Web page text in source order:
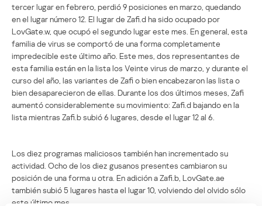
tercer lugar en febrero, perdió 9 posiciones en marzo, quedando
en el lugar número 12. El lugar de Zafi.d ha sido ocupado por
LovGate.w, que ocupó el segundo lugar este mes. En general, esta
familia de virus se comportó de una forma completamente
impredecible este último año. Este mes, dos representantes de
esta familia están en la lista los Veinte virus de marzo, y durante el
curso del año, las variantes de Zafi o bien encabezaron las lista o
bien desaparecieron de ellas. Durante los dos últimos meses, Zafi
aumentó considerablemente su movimiento: Zafi.d bajando en la
lista mientras Zafi.b subió 6 lugares, desde el lugar 12 al 6.
Los diez programas maliciosos también han incrementado su
actividad. Ocho de los diez gusanos presentes cambiaron su
posición de una forma u otra. En adición a Zafi.b, LovGate.ae
también subió 5 lugares hasta el lugar 10, volviendo del olvido sólo
este último mes.